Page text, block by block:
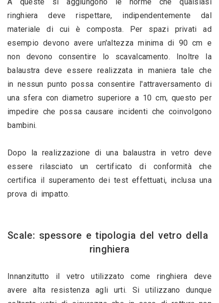
ringhiera deve rispettare, indipendentemente dal
materiale di cui è composta. Per spazi privati ad
esempio devono avere un'altezza minima di 90 cm e
non devono consentire lo scavalcamento. Inoltre la
balaustra deve essere realizzata in maniera tale che
in nessun punto possa consentire l'attraversamento di
una sfera con diametro superiore a 10 cm, questo per
impedire che possa causare incidenti che coinvolgono
bambini.
Dopo la realizzazione di una balaustra in vetro deve
essere rilasciato un certificato di conformità che
certifica il superamento dei test effettuati, inclusa una
prova di impatto.
Scale: spessore e tipologia del vetro della
ringhiera
Innanzitutto il vetro utilizzato come ringhiera deve
avere alta resistenza agli urti. Si utilizzano dunque